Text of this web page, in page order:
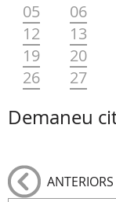
05
06
12
13
19
20
26
27
Demaneu
ANTERIORS